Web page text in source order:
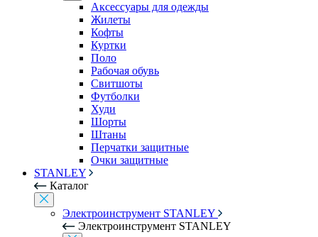
Аксессуары для одежды
Жилеты
Кофты
Куртки
Поло
Рабочая обувь
Свитшоты
Футболки
Худи
Шорты
Штаны
Перчатки защитные
Очки защитные
STANLEY
Каталог
Электроинструмент STANLEY
Электроинструмент STANLEY